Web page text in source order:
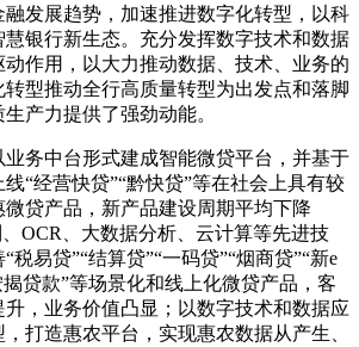
发展趋势，加速推进数字化转型，以科
银行新生态。充分发挥数字技术和数据
作用，以大力推动数据、技术、业务的
型推动全行高质量转型为出发点和落脚
产力提供了强劲动能。
务中台形式建成智能微贷平台，并基于
“经营快贷”“黔快贷”等在社会上具有较
贷产品，新产品建设周期平均下降
OCR、大数据分析、云计算等先进技
税易贷”“结算贷”“一码贷”“烟商贷”“新e
贷款”等场景化和线上化微贷产品，客
升，业务价值凸显；以数字技术和数据应
打造惠农平台，实现惠农数据从产生、